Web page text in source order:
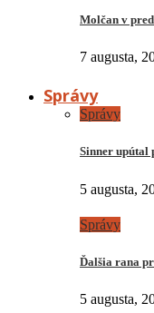
Molčan v
7 augusta,
Správy
Správy
Sinner upútal
5 augusta,
Správy
Ďalšia rana
5 augusta,